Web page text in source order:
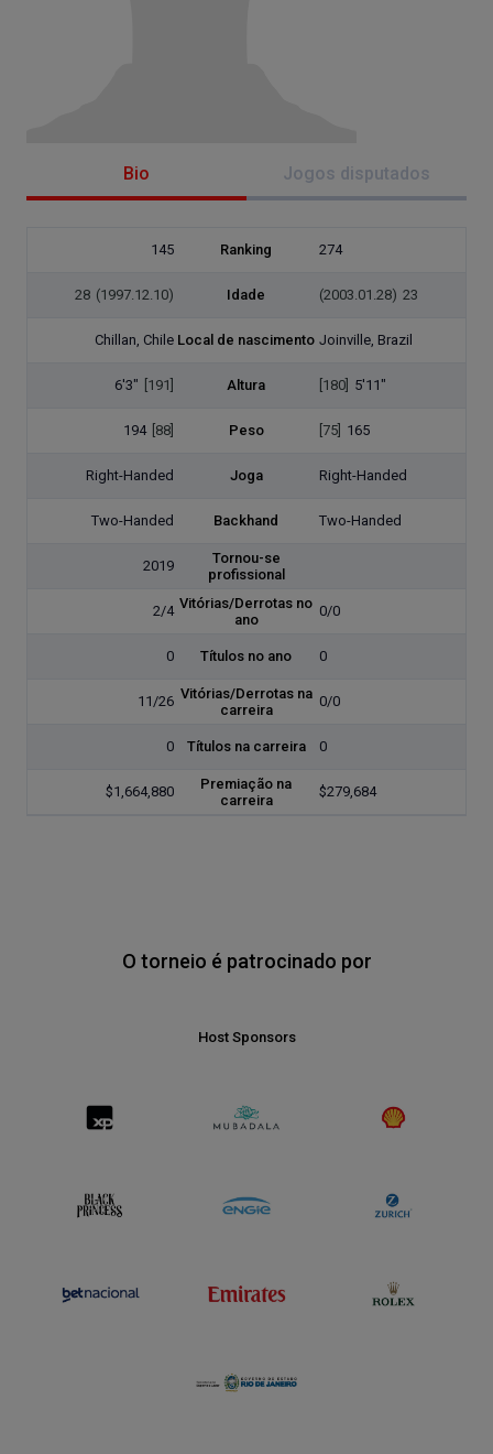
Bio Jogos disputados
145 Ranking 274
28 (1997.12.10) Idade (2003.01.28) 23
Chillan, Chile Local de nascimento Joinville, Brazil
6'3" [191] Altura [180] 5'11"
194 [88] Peso [75] 165
Right-Handed Joga Right-Handed
Two-Handed Backhand Two-Handed
2019
Tornou-se
profissional
2/4 Vitórias/Derrotas no
ano
0/0
0 Títulos no ano 0
11/26 Vitórias/Derrotas na
carreira
0/0
0 Títulos na carreira 0
$1,664,880
Premiação na
carreira
$279,684
O torneio é patrocinado por
Host Sponsors